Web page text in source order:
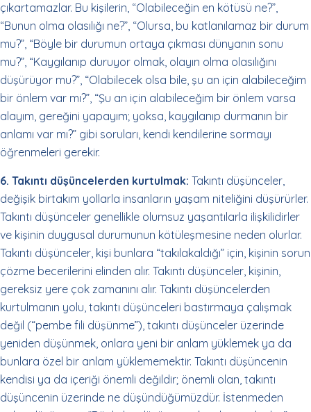
çıkartamazlar. Bu kişilerin, “Olabileceğin en kötüsü ne?”,
“Bunun olma olasılığı ne?”, “Olursa, bu katlanılamaz bir durum
mu?”, “Böyle bir durumun ortaya çıkması dünyanın sonu
mu?”, “Kaygılanıp duruyor olmak, olayın olma olasılığını
düşürüyor mu?”, “Olabilecek olsa bile, şu an için alabileceğim
bir önlem var mı?”, “Şu an için alabileceğim bir önlem varsa
alayım, gereğini yapayım; yoksa, kaygılanıp durmanın bir
anlamı var mı?” gibi soruları, kendi kendilerine sormayı
öğrenmeleri gerekir.
6. Takıntı düşüncelerden kurtulmak: Takıntı düşünceler,
değişik birtakım yollarla insanların yaşam niteliğini düşürürler.
Takıntı düşünceler genellikle olumsuz yaşantılarla ilişkilidirler
ve kişinin duygusal durumunun kötüleşmesine neden olurlar.
Takıntı düşünceler, kişi bunlara “takılakaldığı” için, kişinin sorun
çözme becerilerini elinden alır. Takıntı düşünceler, kişinin,
gereksiz yere çok zamanını alır. Takıntı düşüncelerden
kurtulmanın yolu, takıntı düşünceleri bastırmaya çalışmak
değil (“pembe fili düşünme”), takıntı düşünceler üzerinde
yeniden düşünmek, onlara yeni bir anlam yüklemek ya da
bunlara özel bir anlam yüklememektir. Takıntı düşüncenin
kendisi ya da içeriği önemli değildir; önemli olan, takıntı
düşüncenin üzerinde ne düşündüğümüzdür. İstenmeden